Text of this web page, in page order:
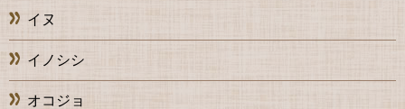
イヌ
イノシシ
オコジョ